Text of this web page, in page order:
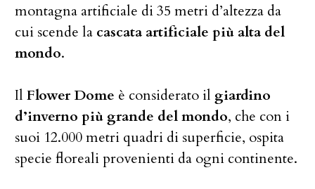
montagna artificiale di 35 metri d’altezza da
cui scende la cascata artificiale più alta del
mondo.
Il Flower Dome è considerato il giardino
d’inverno più grande del mondo, che con i
suoi 12.000 metri quadri di superficie, ospita
specie floreali provenienti da ogni continente.